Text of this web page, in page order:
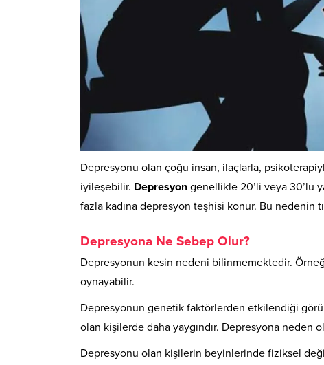
Depresyonu olan çoğu insan, ilaçlarla,
iyileşebilir. Depresyon genellikle 20’li veya 30’lu
fazla kadına depresyon teşhisi konur. Bu nedenin
Depresyona Ne Sebep Olur?
Depresyonun kesin nedeni bilinmemektedir.
oynayabilir.
Depresyonun genetik faktörlerden etkilendiği
olan kişilerde daha yaygındır. Depresyona neden
Depresyonu olan kişilerin beyinlerinde fiziksel